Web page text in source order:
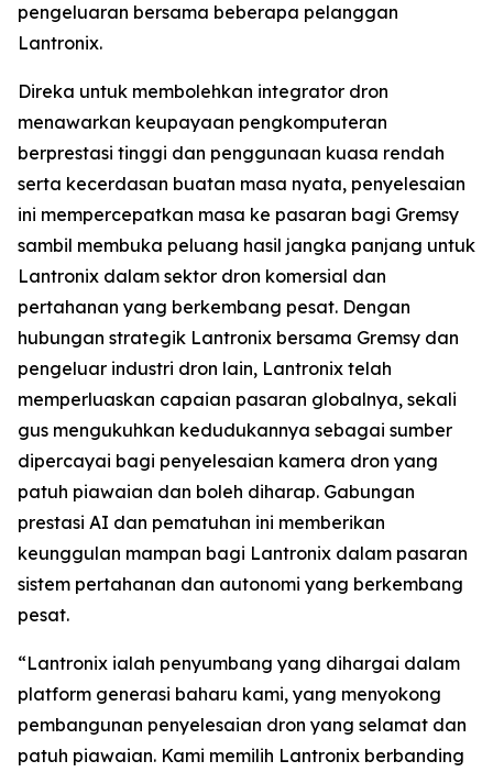
pengeluaran bersama beberapa pelanggan
Lantronix.
Direka untuk membolehkan integrator dron
menawarkan keupayaan pengkomputeran
berprestasi tinggi dan penggunaan kuasa rendah
serta kecerdasan buatan masa nyata, penyelesaian
ini mempercepatkan masa ke pasaran bagi Gremsy
sambil membuka peluang hasil jangka panjang untuk
Lantronix dalam sektor dron komersial dan
pertahanan yang berkembang pesat. Dengan
hubungan strategik Lantronix bersama Gremsy dan
pengeluar industri dron lain, Lantronix telah
memperluaskan capaian pasaran globalnya, sekali
gus mengukuhkan kedudukannya sebagai sumber
dipercayai bagi penyelesaian kamera dron yang
patuh piawaian dan boleh diharap. Gabungan
prestasi AI dan pematuhan ini memberikan
keunggulan mampan bagi Lantronix dalam pasaran
sistem pertahanan dan autonomi yang berkembang
pesat.
“Lantronix ialah penyumbang yang dihargai dalam
platform generasi baharu kami, yang menyokong
pembangunan penyelesaian dron yang selamat dan
patuh piawaian. Kami memilih Lantronix berbanding